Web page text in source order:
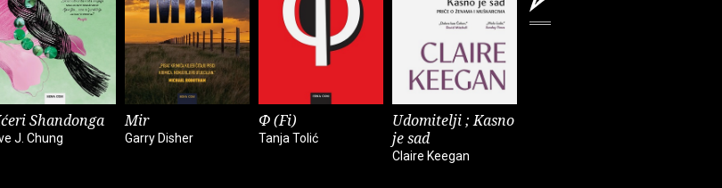
Shandonga
J. Chung
Mir
Garry Disher
Φ (Fi)
Tanja Tolić
Udomitelji ; Kasno
je sad
Claire Keegan